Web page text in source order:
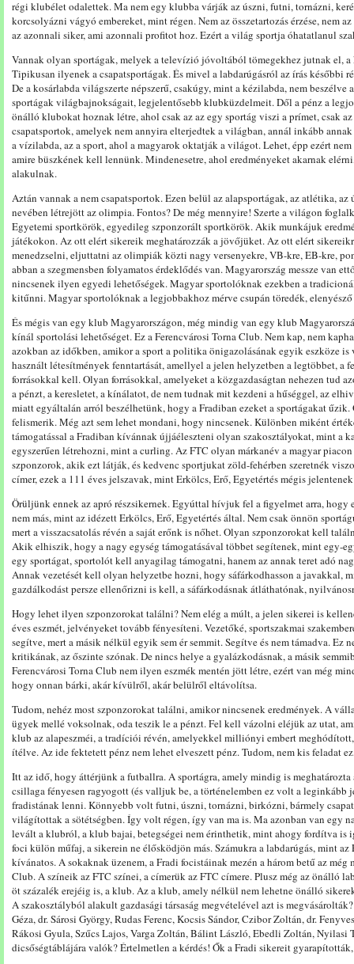
régi klubélet odalettek. Ma nem egy klubba várják az úszni, futni, tornázni,
korcsolyázni vágyó embereket, mint régen. Nem az összetartozás érzése, nem
az azonnali siker, ami azonnali profitot hoz. Ezért a világ sportja óhatatlanul
Vannak olyan sportágak, melyek a televízió jóvoltából tömegekhez jutnak el,
Tipikusan ilyenek a csapatsportágak. És mivel a labdarúgásról az írás későbbi
De a kosárlabda világszerte népszerű, csakúgy, mint a kézilabda, nem beszélve
sportágak világbajnokságait, legjelentősebb klubküzdelmeit. Dől a pénz a
önálló klubokat hoznak létre, ahol csak az az egy sportág viszi a prímet, csak
csapatsportok, amelyek nem annyira elterjedtek a világban, annál inkább
a vízilabda, az a sport, ahol a magyarok oktatják a világot. Lehet, épp ezért
amire büszkének kell lennünk. Mindenesetre, ahol eredményeket akarnak
alakulnak.
Aztán vannak a nem csapatsportok. Ezen belül az alapsportágak, az atlétika, az
nevében létrejött az olimpia. Fontos? De még mennyire! Szerte a világon
Egyetemi sportkörök, egyedileg szponzorált sportkörök. Akik munkájuk
játékokon. Az ott elért sikereik meghatározzák a jövőjüket. Az ott elért
menedzselni, eljuttatni az olimpiák közti nagy versenyekre, VB-kre, EB-kre,
abban a szegmensben folyamatos érdeklődés van. Magyarország messze van
nincsenek ilyen egyedi lehetőségek. Magyar sportolóknak ezekben a
kitűnni. Magyar sportolóknak a legjobbakhoz mérve csupán töredék,
És mégis van egy klub Magyarországon, még mindig van egy klub
kínál sportolási lehetőséget. Ez a Ferencvárosi Torna Club. Nem kap, nem
azokban az időkben, amikor a sport a politika önigazolásának egyik eszköze
használt létesítmények fenntartását, amellyel a jelen helyzetben a legtöbbet, a
forrásokkal kell. Olyan forrásokkal, amelyeket a közgazdaságtan nehezen tud
a pénzt, a keresletet, a kínálatot, de nem tudnak mit kezdeni a hűséggel, az
miatt egyáltalán arról beszélhetünk, hogy a Fradiban ezeket a sportágakat
felismerik. Még azt sem lehet mondani, hogy nincsenek. Különben miként
támogatással a Fradiban kívánnak újjáéleszteni olyan szakosztályokat, mint a
egyszerűen létrehozni, mint a curling. Az FTC olyan márkanév a magyar
szponzorok, akik ezt látják, és kedvenc sportjukat zöld-fehérben szeretnék
címer, ezek a 111 éves jelszavak, mint Erkölcs, Erő, Egyetértés mégis
Örüljünk ennek az apró részsikernek. Egyúttal hívjuk fel a figyelmet arra, hogy
nem más, mint az idézett Erkölcs, Erő, Egyetértés által. Nem csak önnön
mert a visszacsatolás révén a saját erőnk is nőhet. Olyan szponzorokat kell
Akik elhiszik, hogy a nagy egység támogatásával többet segítenek, mint egy-
egy sportágat, sportolót kell anyagilag támogatni, hanem az annak teret adó
Annak vezetését kell olyan helyzetbe hozni, hogy sáfárkodhasson a javakkal,
gazdálkodást persze ellenőrizni is kell, a sáfárkodásnak átláthatónak,
Hogy lehet ilyen szponzorokat találni? Nem elég a múlt, a jelen sikerei is
éves eszmét, jelvényeket tovább fényesíteni. Vezetőké, sportszakmai
segítve, mert a másik nélkül egyik sem ér semmit. Segítve és nem támadva. Ez
kritikának, az őszinte szónak. De nincs helye a gyalázkodásnak, a másik
Ferencvárosi Torna Club nem ilyen eszmék mentén jött létre, ezért van még
hogy onnan bárki, akár kívülről, akár belülről eltávolítsa.
Tudom, nehéz most szponzorokat találni, amikor nincsenek eredmények. A
ügyek mellé voksolnak, oda teszik le a pénzt. Fel kell vázolni eléjük az utat,
klub az alapeszméi, a tradíciói révén, amelyekkel milliónyi embert
ítélve. Az ide fektetett pénz nem lehet elveszett pénz. Tudom, nem kis feladat
Itt az idő, hogy áttérjünk a futballra. A sportágra, amely mindig is
csillaga fényesen ragyogott (és valljuk be, a történelemben ez volt a
fradistának lenni. Könnyebb volt futni, úszni, tornázni, birkózni, bármely
világítottak a sötétségben. Így volt régen, így van ma is. Ma azonban van egy
levált a klubról, a klub bajai, betegségei nem érinthetik, mint ahogy fordítva is
foci külön műfaj, a sikerein ne élősködjön más. Számukra a labdarúgás, mint
kívánatos. A sokaknak üzenem, a Fradi focistáinak mezén a három betű az
Club. A színeik az FTC színei, a címerük az FTC címere. Plusz még az önálló
öt százalék erejéig is, a klub. Az a klub, amely nélkül nem lehetne önálló
A szakosztályból alakult gazdasági társaság megvételével azt is
Géza, dr. Sárosi György, Rudas Ferenc, Kocsis Sándor, Czibor Zoltán, dr.
Rákosi Gyula, Szűcs Lajos, Varga Zoltán, Bálint László, Ebedli Zoltán, Nyilasi
dicsőségtáblájára valók? Értelmetlen a kérdés! Ők a Fradi sikereit